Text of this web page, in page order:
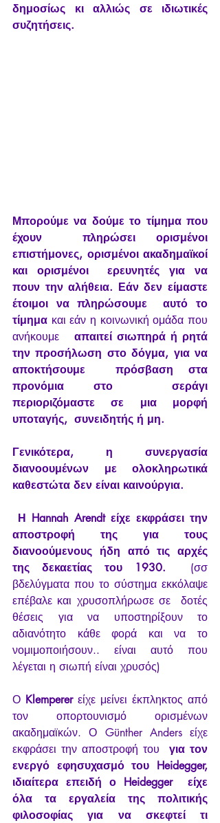
δημοσίως κι αλλιώς σε ιδιωτικές
συζητήσεις.
Μπορούμε να δούμε το τίμημα που
έχουν  πληρώσει ορισμένοι
επιστήμονες, ορισμένοι ακαδημαϊκοί
και ορισμένοι  ερευνητές για να
πουν την αλήθεια. Εάν δεν είμαστε
έτοιμοι να πληρώσουμε  αυτό το
τίμημα και εάν η κοινωνική ομάδα που
ανήκουμε
  απαιτεί σιωπηρά ή ρητά
την προσήλωση στο δόγμα, για να
αποκτήσουμε  πρόσβαση στα
προνόμια στο  σεράγι
περιοριζόμαστε σε μια μορφή
υποταγής,  συνειδητής ή μη.
Γενικότερα, η συνεργασία
διανοουμένων με ολοκληρωτικά
καθεστώτα δεν είναι καινούργια.
Η Hannah Arendt είχε εκφράσει την
αποστροφή της για τους
διανοούμενους ήδη από τις αρχές
της δεκαετίας του 1930.
  (σσ
βδελύγματα που το σύστημα εκκόλαψε
επέβαλε και χρυσοπλήρωσε σε  δοτές
θέσεις για να υποστηρίξουν το
αδιανότητο κάθε φορά και να το
νομιμοποιήσουν.. είναι αυτό που
λέγεται η σιωπή είναι χρυσός)
Ο Klemperer είχε μείνει έκπληκτος από
τον οπορτουνισμό ορισμένων
ακαδημαϊκών. Ο Günther Anders είχε
εκφράσει την αποστροφή του
  για τον
ενεργό εφησυχασμό του Heidegger,
ιδιαίτερα επειδή ο Heidegger  είχε
όλα τα εργαλεία της πολιτικής
φιλοσοφίας για να σκεφτεί τι